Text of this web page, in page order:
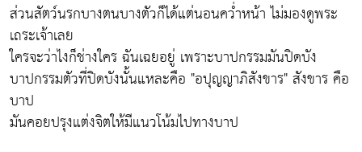
ส่วนสัตว์นรกบางตนบางตัวก็ได้แต่นอนคว่ำหน้า ไม่มองดูพระ
เถระเจ้าเลย
ใครจะว่าไงก็ช่างใคร ฉันเฉยอยู่ เพราะบาปกรรมมันปิดบัง
บาปกรรมตัวที่ปิดบังนั้นแหละคือ "อปุญญาภิสังขาร" สังขาร คือ
บาป
มันคอยปรุงแต่งจิตให้มีแนวโน้มไปทางบาป